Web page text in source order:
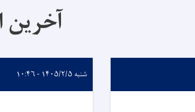
آخرین
شنبه ۱۴۰۵/۲/۵ - ۱۰:۴۶